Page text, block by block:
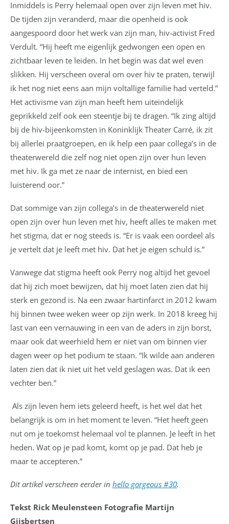
Inmiddels is Perry helemaal open over zijn leven met hiv.
De tijden zijn veranderd, maar die openheid is ook
aangespoord door het werk van zijn man, hiv-activist Fred
Verdult. “Hij heeft me eigenlijk gedwongen een open en
zichtbaar leven te leiden. In het begin was dat wel even
slikken. Hij verscheen overal om over hiv te praten, terwijl
ik het nog niet eens aan mijn voltallige familie had verteld.”
Het activisme van zijn man heeft hem uiteindelijk
geprikkeld zelf ook een steentje bij te dragen. “Ik zing altijd
bij de hiv-bijeenkomsten in Koninklijk Theater Carré, ik zit
bij allerlei praatgroepen, en ik help een paar collega’s in de
theaterwereld die zelf nog niet open zijn over hun leven
met hiv. Ik ga met ze naar de internist, en bied een
luisterend oor.”
Dat sommige van zijn collega’s in de theaterwereld niet
open zijn over hun leven met hiv, heeft alles te maken met
het stigma, dat er nog steeds is. “Er is vaak een oordeel als
je vertelt dat je leeft met hiv. Dat het je eigen schuld is.”
Vanwege dat stigma heeft ook Perry nog altijd het gevoel
dat hij zich moet bewijzen, dat hij moet laten zien dat hij
sterk en gezond is. Na een zwaar hartinfarct in 2012 kwam
hij binnen twee weken weer op zijn werk. In 2018 kreeg hij
last van een vernauwing in een van de aders in zijn borst,
maar ook dat weerhield hem er niet van om binnen vier
dagen weer op het podium te staan. “Ik wilde aan anderen
laten zien dat ik niet uit het veld geslagen was. Dat ik een
vechter ben.”
Als zijn leven hem iets geleerd heeft, is het wel dat het
belangrijk is om in het moment te leven. “Het heeft geen
nut om je toekomst helemaal vol te plannen. Je leeft in het
heden. Wat op je pad komt, komt op je pad. Dat heb je
maar te accepteren.”
Dit artikel verscheen eerder in hello gorgeous #30.
Tekst Rick Meulensteen Fotografie Martijn
Gijsbertsen